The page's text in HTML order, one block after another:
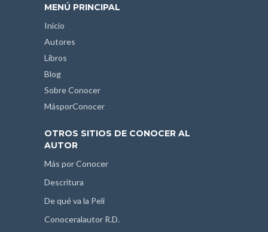
MENÚ PRINCIPAL
Inicio
Autores
Libros
Blog
Sobre Conocer
MásporConocer
OTROS SITIOS DE CONOCER AL
AUTOR
Más por Conocer
Descritura
De qué va la Peli
Conoceralautor R.D.